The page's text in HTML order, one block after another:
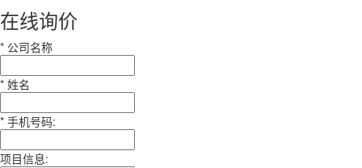
在线询价
* 公司名称
* 姓名
* 手机号码:
项目信息: